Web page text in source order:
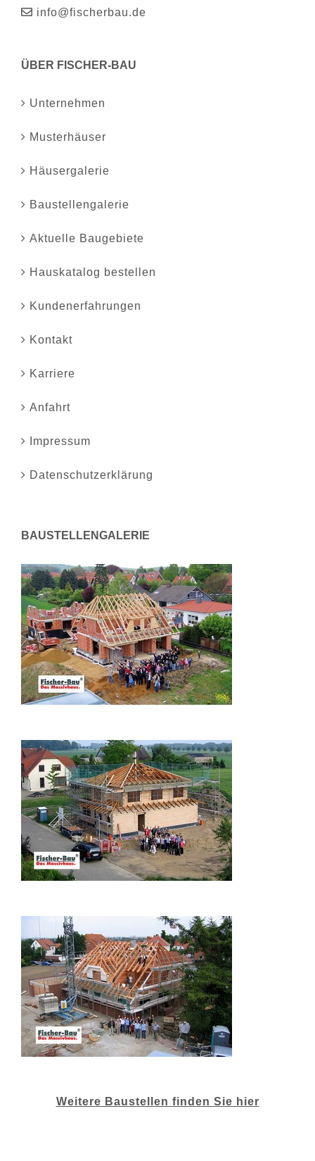
info@fischerbau.de
ÜBER FISCHER-BAU
Unternehmen
Musterhäuser
Häusergalerie
Baustellengalerie
Aktuelle Baugebiete
Hauskatalog bestellen
Kundenerfahrungen
Kontakt
Karriere
Anfahrt
Impressum
Datenschutzerklärung
BAUSTELLENGALERIE
Weitere Baustellen finden Sie hier